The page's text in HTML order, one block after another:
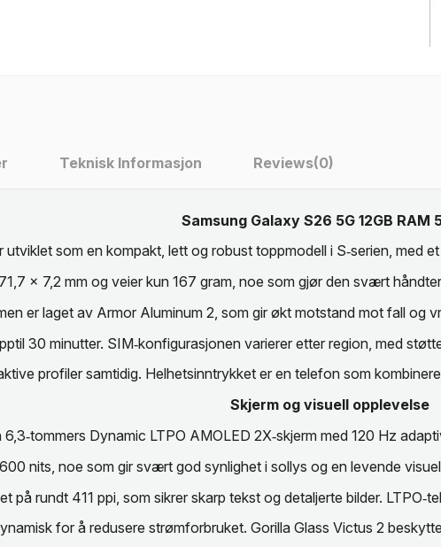
Teknisk Informasjon Reviews(0)
Samsung Galaxy S26 5G 12GB RAM
som en kompakt, lett og robust toppmodell i S‑serien, med
x 7,2 mm og veier kun 167 gram, noe som gjør den svært
er laget av Armor Aluminum 2, som gir økt motstand mot fall og
30 minutter. SIM‑konfigurasjonen varierer etter region, med
profiler samtidig. Helhetsinntrykket er en telefon som
Skjerm og visuell opplevelse
Dynamic LTPO AMOLED 2X‑skjerm med 120 Hz
nits, noe som gir svært god synlighet i sollys og en levende
på rundt 411 ppi, som sikrer skarp tekst og detaljerte bilder.
for å redusere strømforbruket. Gorilla Glass Victus 2